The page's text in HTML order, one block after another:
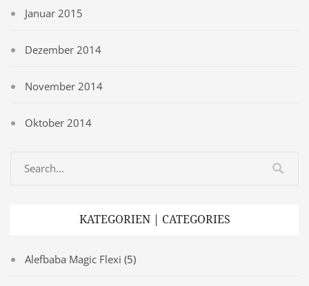
Januar 2015
Dezember 2014
November 2014
Oktober 2014
KATEGORIEN | CATEGORIES
Alefbaba Magic Flexi (5)